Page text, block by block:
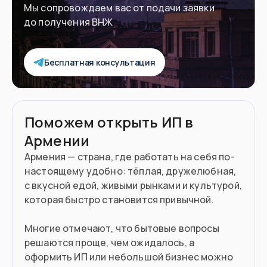
Ищете легкую легализацию по аренде
Вы работаете удаленно
Хотите поступить в вуз
Документ
180 дней без визы
Мы сопровождаем вас от подачи заявки
до получения ВНЖ
Бесплатная консультация
Поможем открыть ИП в
Армении
Армения — страна, где работать на себя по-
настоящему удобно: тёплая, дружелюбная,
с вкусной едой, живыми рынками и культурой,
которая быстро становится привычной.
Многие отмечают, что бытовые вопросы
решаются проще, чем ожидалось, а
оформить ИП или небольшой бизнес можно